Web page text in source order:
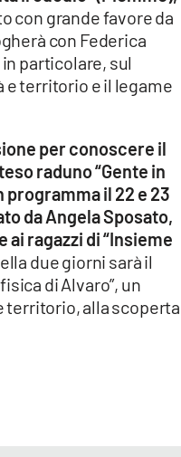
con grande favore da
con Federica
particolare, sul
territorio e il legame
per conoscere il
raduno “Gente in
programma il 22 e 23
da Angela Sposato,
ragazzi di “Insieme
due giorni sarà il
di Alvaro”, un
territorio, alla scoperta